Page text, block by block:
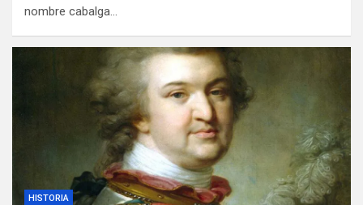
nombre cabalga…
HISTORIA